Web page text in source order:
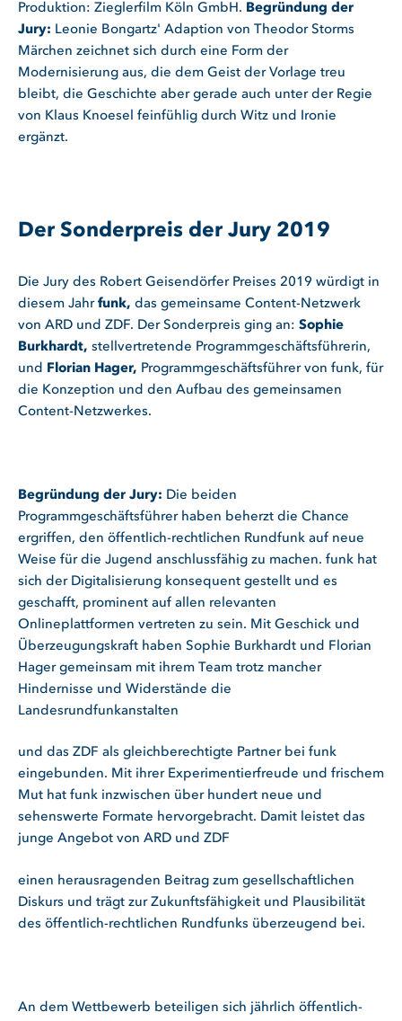
Produktion: Zieglerfilm Köln GmbH. Begründung der
Jury: Leonie Bongartz' Adaption von Theodor Storms
Märchen zeichnet sich durch eine Form der
Modernisierung aus, die dem Geist der Vorlage treu
bleibt, die Geschichte aber gerade auch unter der Regie
von Klaus Knoesel feinfühlig durch Witz und Ironie
ergänzt.
Der Sonderpreis der Jury 2019
Die Jury des Robert Geisendörfer Preises 2019 würdigt in
diesem Jahr funk, das gemeinsame Content-Netzwerk
von ARD und ZDF. Der Sonderpreis ging an: Sophie
Burkhardt, stellvertretende Programmgeschäftsführerin,
und
Florian Hager, Programmgeschäftsführer von funk, für
die Konzeption und den Aufbau des gemeinsamen
Content-Netzwerkes.
Begründung der Jury: Die beiden
Programmgeschäftsführer haben beherzt die Chance
ergriffen, den öffentlich-rechtlichen Rundfunk auf neue
Weise für die Jugend anschlussfähig zu machen. funk hat
sich der Digitalisierung konsequent gestellt und es
geschafft, prominent auf allen relevanten
Onlineplattformen vertreten zu sein. Mit Geschick und
Überzeugungskraft haben Sophie Burkhardt und Florian
Hager gemeinsam mit ihrem Team trotz mancher
Hindernisse und Widerstände die
Landesrundfunkanstalten
und das ZDF als gleichberechtigte Partner bei funk
eingebunden. Mit ihrer Experimentierfreude und frischem
Mut hat funk inzwischen über hundert neue und
sehenswerte Formate hervorgebracht. Damit leistet das
junge Angebot von ARD und ZDF
einen herausragenden Beitrag zum gesellschaftlichen
Diskurs und trägt zur Zukunftsfähigkeit und Plausibilität
des öffentlich-rechtlichen Rundfunks überzeugend bei.
An dem Wettbewerb beteiligen sich jährlich öffentlich-